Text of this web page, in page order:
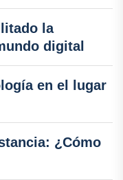
la
digital
en el lugar
¿Cómo